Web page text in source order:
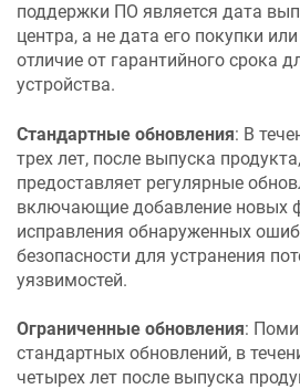
поддержки ПО является дата
центра, а не дата его покупки
отличие от гарантийного срока
устройства.
Стандартные обновления: В
трех лет, после выпуска продукта,
предоставляет регулярные
включающие добавление новых
исправления обнаруженных
безопасности для устранения
уязвимостей.
Ограниченные обновления:
стандартных обновлений, в
четырех лет после выпуска